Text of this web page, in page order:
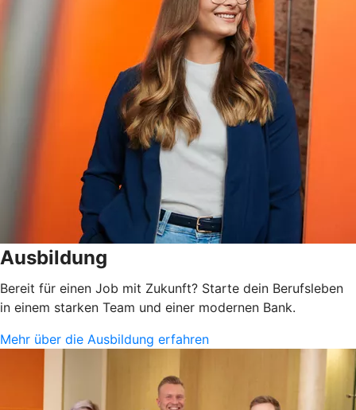
Ausbildung
Bereit für einen Job mit Zukunft? Starte dein Berufsleben
in einem starken Team und einer modernen Bank.
Mehr über die Ausbildung erfahren